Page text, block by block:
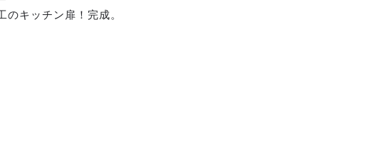
のキッチン扉！完成。